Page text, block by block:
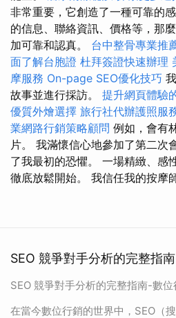
非常重要，它創造了一種可靠的
的信息、聯絡資訊、價格等，那
加可靠和認真。 台中整骨專業推
面了解台胞證 杜拜簽證快速辦理
摩服務 On-page SEO優化技巧
故事並進行採訪。 提升網頁體驗
優質外燴選擇 旅行社代辦護照服
業網路行銷策略顧問 例如，會有
片。 我滿懷信心地參加了第二次
了我最初的恐懼。 一場精緻、感
徹底放鬆開始。 我信任我的按摩
SEO 競爭對手分析的完整指
SEO 競爭對手分析的完整指南-數位
在當今數位行銷的世界中，SEO（